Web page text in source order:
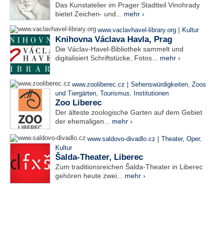
Das Kunstatelier im Prager Stadtteil Vinohrady
bietet Zeichen- und... mehr ›
www.vaclavhavel-library.org | Kultur
Knihovna Václava Havla, Prag
Die Václav-Havel-Bibliothek sammelt und
digitalisiert Schriftstücke, Fotos... mehr ›
www.zooliberec.cz | Sehenswürdigkeiten, Zoos
und Tiergärten, Tourismus, Institutionen
Zoo Liberec
Der älteste zoologische Garten auf dem Gebiet
der ehemaligen... mehr ›
www.saldovo-divadlo.cz | Theater, Oper,
Kultur
Šalda-Theater, Liberec
Zum traditionsreichen Šalda-Theater in Liberec
gehören heute zwei... mehr ›